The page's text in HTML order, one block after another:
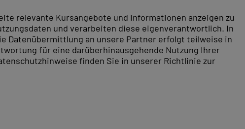
Qualität haben uns erneut mit dem 1. Platz beim
der Kategorie „Weiterbildung IT & PC“. Besonders in den
überzeugen. Auch die hohe Bereitschaft zur
Online-Panel. Untersucht wurde die Kundenzufriedenheit
in den letzten zwölf Monaten genutzt hatten. In die
47 Kategorien bewertet.
das gesamte PC-COLLEGE-Team – von der Organisation
diesen Einsatz und bei unseren Kunden für das große
relevante Kursangebote und Informationen anzeigen zu
und verarbeiten diese eigenverantwortlich. In
Datenübermittlung an unsere Partner erfolgt teilweise in
für eine darüberhinausgehende Nutzung Ihrer
finden Sie in unserer Richtlinie zur